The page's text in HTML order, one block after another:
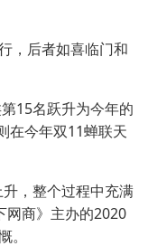
，后者如喜临门和
15名跃升为今年的
在今年双11蝉联天
，整个过程中充满
网商》主办的2020